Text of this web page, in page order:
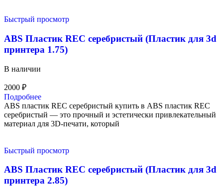
Быстрый просмотр
ABS Пластик REC серебристый (Пластик для 3d
принтера 1.75)
В наличии
2000 ₽
Подробнее
ABS пластик REC серебристый купить в ABS пластик REC
серебристый — это прочный и эстетически привлекательный
материал для 3D-печати, который
Быстрый просмотр
ABS Пластик REC серебристый (Пластик для 3d
принтера 2.85)